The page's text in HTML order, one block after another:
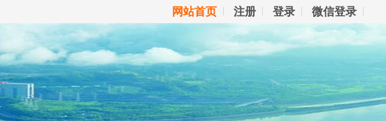
网站首页 注册 登录 微信登录